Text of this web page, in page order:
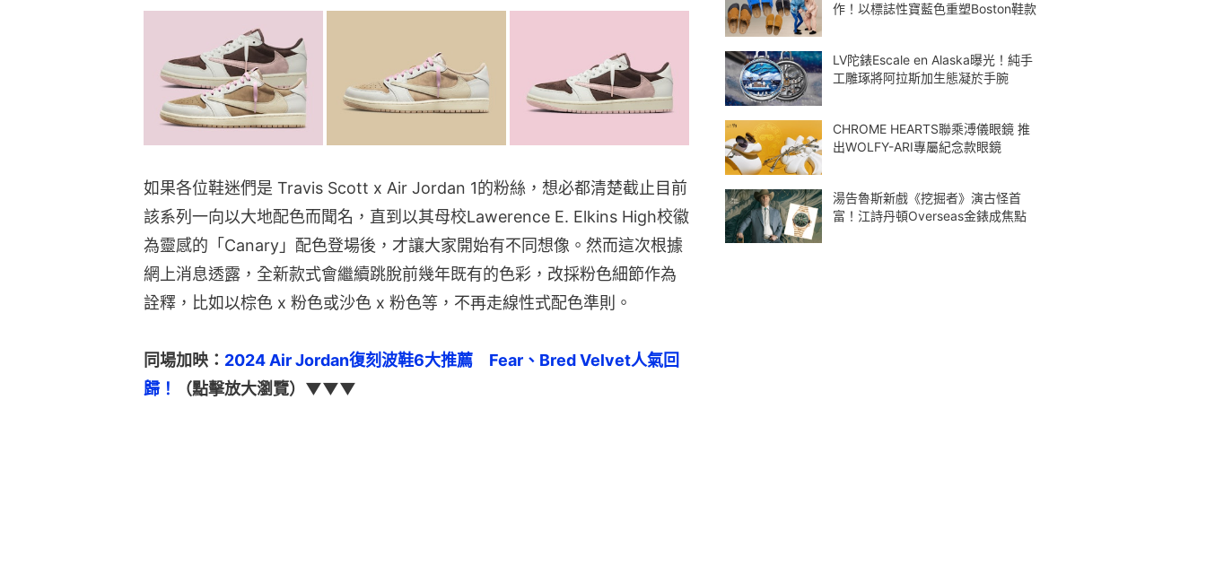
如果各位鞋迷們是 Travis Scott x Air Jordan 1的粉絲，想必都清楚截止目前
該系列一向以大地配色而聞名，直到以其母校Lawerence E. Elkins High校徽
為靈感的「Canary」配色登場後，才讓大家開始有不同想像。然而這次根據
網上消息透露，全新款式會繼續跳脫前幾年既有的色彩，改採粉色細節作為
詮釋，比如以棕色 x 粉色或沙色 x 粉色等，不再走線性式配色準則。
同場加映： 2024 Air Jordan復刻波鞋6大推薦　Fear、Bred Velvet人氣回
歸！
（點擊放大瀏覽）▼▼▼
作！以標誌性寶藍色重塑Boston鞋款
LV陀錶Escale en Alaska曝光！純手
工雕琢將阿拉斯加生態凝於手腕
CHROME HEARTS聯乘溥儀眼鏡 推
出WOLFY-ARI專屬紀念款眼鏡
湯告魯斯新戲《挖掘者》演古怪首
富！江詩丹頓Overseas金錶成焦點